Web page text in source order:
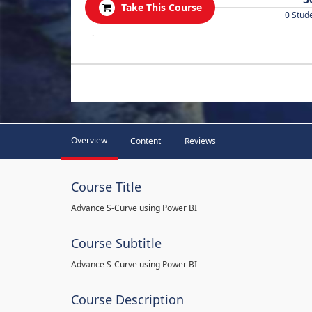
Take This Course
0
.
Overview Content Reviews
Course Title
Advance S-Curve using Power BI
Course Subtitle
Advance S-Curve using Power BI
Course Description